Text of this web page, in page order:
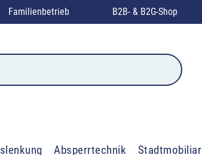
Familienbetrieb B2B- & B2G-Shop
Absperrtechnik Stadtmobiliar